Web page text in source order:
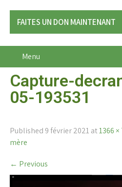
FAITES UN DON MAINTENANT
Menu
Capture-
05-193531
Published 9 février 2021 at1366 ×
mère
← Previous